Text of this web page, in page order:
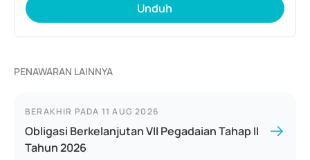
Unduh
PENAWARAN LAINNYA
BERAKHIR PADA 11 AUG 2026
Obligasi Berkelanjutan VII Pegadaian Tahap II
Tahun 2026